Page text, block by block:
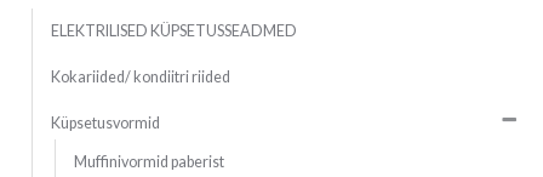
ELEKTRILISED KÜPSETUSSEADMED
Kokariided/ kondiitri riided
Küpsetusvormid
Muffinivormid paberist